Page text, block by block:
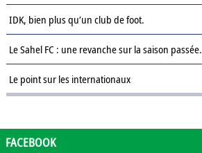
IDK, bien plus qu’un club de foot.
Le Sahel FC : une revanche sur la saison passée.
Le point sur les internationaux
Présentation des clubs de D3 : ASPC Tenkodogo
FACEBOOK